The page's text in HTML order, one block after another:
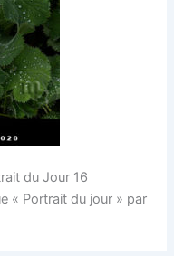
du Jour 16
« Portrait du jour » par